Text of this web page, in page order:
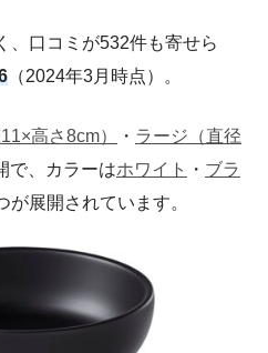
、口コミが532件も寄せら
（2024年3月時点）。
高さ8cm） ・ ラージ（直径
で、カラーはホワイト ・ ブラ
が展開されています。